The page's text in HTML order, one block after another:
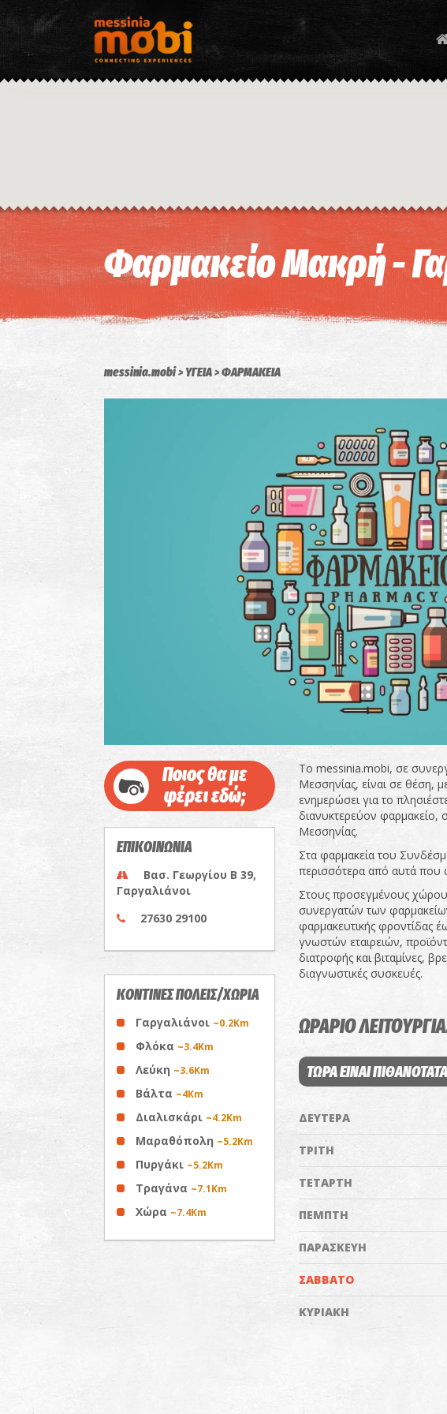
Φαρμακείο Μακρή -
messinia.mobi ΥΓΕΙΑ ΦΑΡΜΑΚΕΙΑ
Ποιος θα με
φέρει εδώ;
ΕΠΙΚΟΙΝΩΝΙΑ
Βασ. Γεωργίου Β 39,
Γαργαλιάνοι
27630 29100
ΚΟΝΤΙΝΕΣ ΠΟΛΕΙΣ/ΧΩΡΙΑ
Γαργαλιάνοι ~0.2Km
Φλόκα ~3.4Km
Λεύκη ~3.6Km
Βάλτα ~4Km
Διαλισκάρι ~4.2Km
Μαραθόπολη ~5.2Km
Πυργάκι ~5.2Km
Τραγάνα ~7.1Km
Χώρα ~7.4Km
Το messinia.mobi, σε
Μεσσηνίας, είναι σε θέση,
ενημερώσει για το
διανυκτερεύον φαρμακείο,
Μεσσηνίας.
Στα φαρμακεία του
περισσότερα από αυτά που
Στους προσεγμένους
συνεργατών των
φαρμακευτικής φροντίδας
γνωστών εταιρειών,
διατροφής και βιταμίνες,
διαγνωστικές συσκευές.
ΩΡΑΡΙΟ
ΤΩΡΑ ΕΙΝΑΙ
ΔΕΥΤΕΡΑ
ΤΡΙΤΗ
ΤΕΤΑΡΤΗ
ΠΕΜΠΤΗ
ΠΑΡΑΣΚΕΥΗ
ΣΑΒΒΑΤΟ
ΚΥΡΙΑΚΗ